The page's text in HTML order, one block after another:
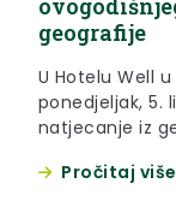
geografije
U Hotelu Well
ponedjeljak, 5.
natjecanje iz
Tuhelj
Pročitaj više